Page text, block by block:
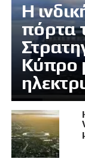
Η
πόρτα
Κύπρο